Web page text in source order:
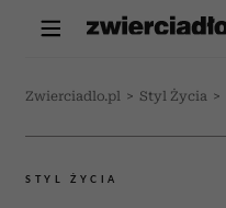
Zwierciadlo.pl > Styl Życia >
STYL ŻYCIA